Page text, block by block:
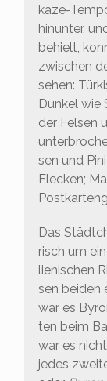
ka­ze-
hin­un­ter,
behielt,
zwi­schen
sehen:
Dun­kel
der Fel­sen
sen und
Fle­cken;
Das
risch um
lie­ni­schen
sen bei­den
war es
ten beim
war es
jedes